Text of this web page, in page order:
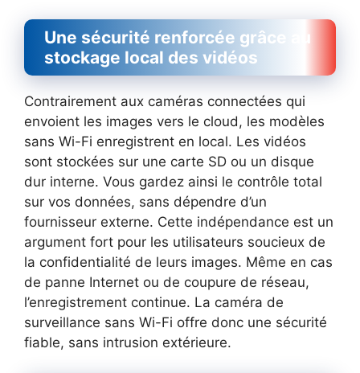
Une sécurité renforcée grâce au
stockage local des vidéos
Contrairement aux caméras connectées qui
envoient les images vers le cloud, les modèles
sans Wi-Fi enregistrent en local. Les vidéos
sont stockées sur une carte SD ou un disque
dur interne. Vous gardez ainsi le contrôle total
sur vos données, sans dépendre d’un
fournisseur externe. Cette indépendance est un
argument fort pour les utilisateurs soucieux de
la confidentialité de leurs images. Même en cas
de panne Internet ou de coupure de réseau,
l’enregistrement continue. La caméra de
surveillance sans Wi-Fi offre donc une sécurité
fiable, sans intrusion extérieure.